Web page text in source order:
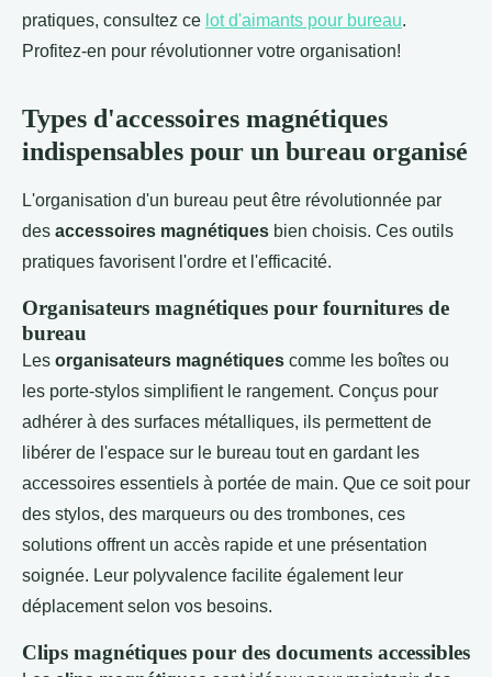
pratiques, consultez ce lot d'aimants pour bureau.
Profitez-en pour révolutionner votre organisation!
Types d'accessoires magnétiques
indispensables pour un bureau organisé
L'organisation d'un bureau peut être révolutionnée par
des accessoires magnétiques bien choisis. Ces outils
pratiques favorisent l'ordre et l'efficacité.
Organisateurs magnétiques pour fournitures de
bureau
Les organisateurs magnétiques comme les boîtes ou
les porte-stylos simplifient le rangement. Conçus pour
adhérer à des surfaces métalliques, ils permettent de
libérer de l'espace sur le bureau tout en gardant les
accessoires essentiels à portée de main. Que ce soit pour
des stylos, des marqueurs ou des trombones, ces
solutions offrent un accès rapide et une présentation
soignée. Leur polyvalence facilite également leur
déplacement selon vos besoins.
Clips magnétiques pour des documents accessibles